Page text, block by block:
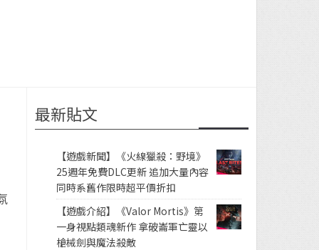
最新貼文
【遊戲新聞】《火線獵殺：野境》
25週年免費DLC更新 追加大量內容
同時系舊作限時超平價折扣
【遊戲介紹】《Valor Mortis》第
一身視點類魂新作 拿破崙軍亡靈以
槍械劍與魔法殺敵